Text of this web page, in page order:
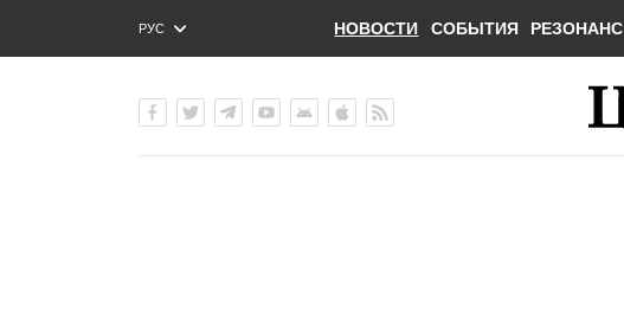
РУС
ENG
НОВОСТИ СОБЫТИЯ РЕЗОНАНС